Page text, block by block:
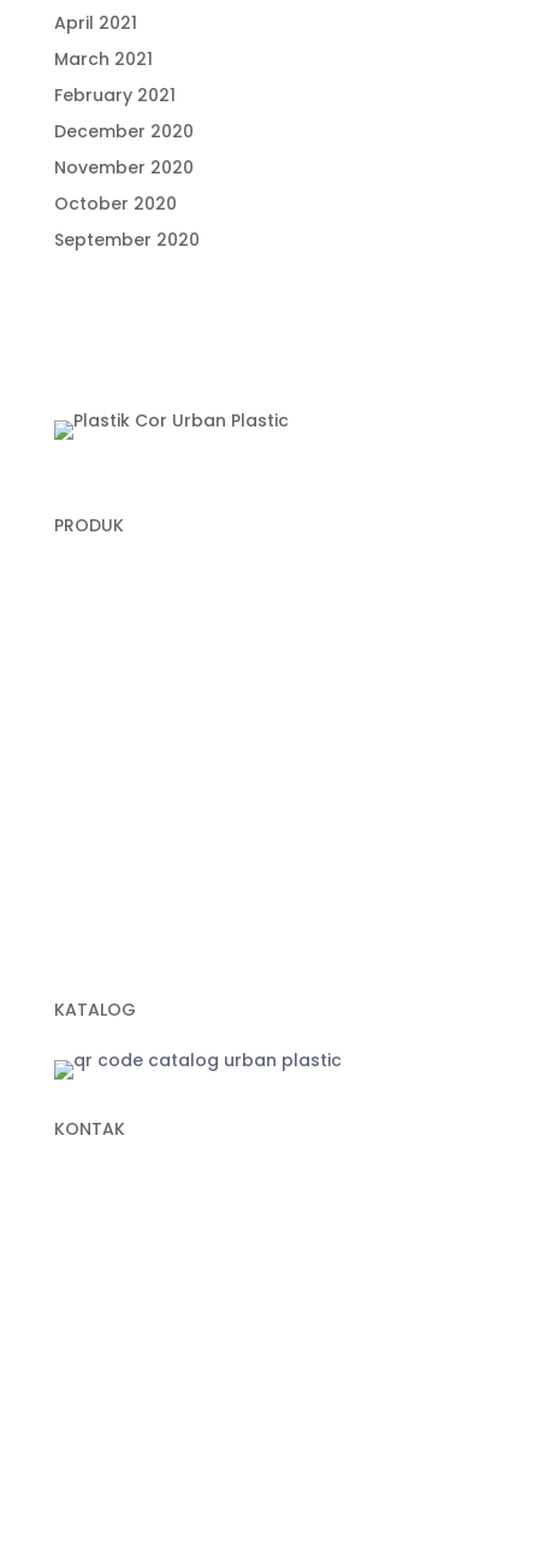
April 2021
March 2021
February 2021
December 2020
November 2020
October 2020
September 2020
PRODUK
KATALOG
KONTAK